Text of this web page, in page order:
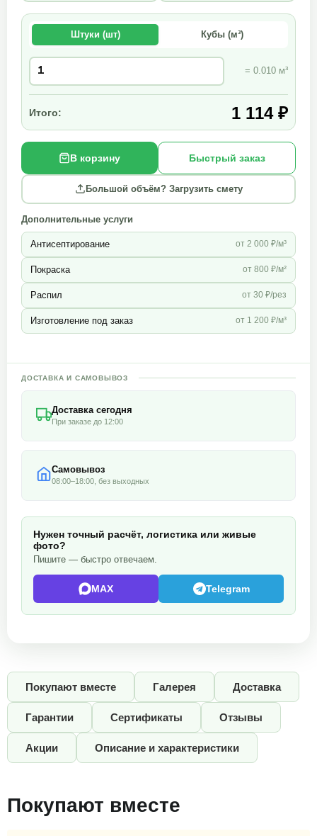
Штуки (шт) Кубы (м³)
= 0.010 м³
Итого: 1 114 ₽
В корзину Быстрый заказ
Большой объём? Загрузить смету
Дополнительные услуги
Антисептирование от 2 000 ₽/м³
Покраска от 800 ₽/м²
Распил от 30 ₽/рез
Изготовление под заказ от 1 200 ₽/м³
ДОСТАВКА И САМОВЫВОЗ
Доставка сегодня
При заказе до 12:00
Самовывоз
08:00–18:00, без выходных
Нужен точный расчёт, логистика или живые
фото?
Пишите — быстро отвечаем.
MAX Telegram
Покупают вместе Галерея Доставка
Гарантии Сертификаты Отзывы
Акции Описание и характеристики
Покупают вместе